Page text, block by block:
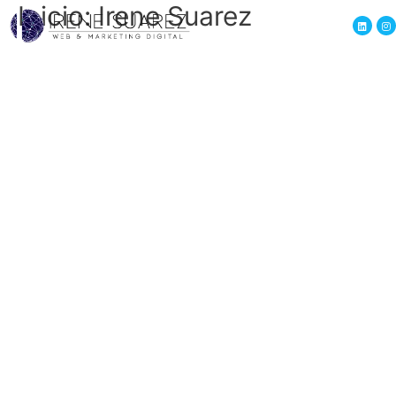
Inicio: Irene Suarez